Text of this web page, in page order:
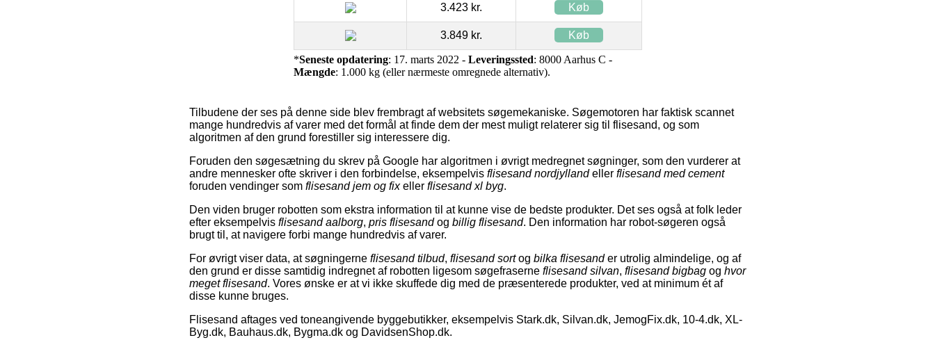
3.423 kr. Køb
3.849 kr. Køb
*Seneste opdatering: 17. marts 2022 - Leveringssted: 8000 Aarhus C -
Mængde: 1.000 kg (eller nærmeste omregnede alternativ).
Tilbudene der ses på denne side blev frembragt af websitets søgemekaniske. Søgemotoren har faktisk scannet
mange hundredvis af varer med det formål at finde dem der mest muligt relaterer sig til flisesand, og som
algoritmen af den grund forestiller sig interessere dig.
Foruden den søgesætning du skrev på Google har algoritmen i øvrigt medregnet søgninger, som den vurderer at
andre mennesker ofte skriver i den forbindelse, eksempelvis flisesand nordjyllandeller flisesand med cement
foruden vendinger som flisesand jem og fixeller flisesand xl byg.
Den viden bruger robotten som ekstra information til at kunne vise de bedste produkter. Det ses også at folk leder
efter eksempelvis flisesand aalborg, pris flisesandog billig flisesand. Den information har robot-søgeren også
brugt til, at navigere forbi mange hundredvis af varer.
For øvrigt viser data, at søgningerne flisesand tilbud, flisesand sortog bilka flisesander utrolig almindelige, og af
den grund er disse samtidig indregnet af robotten ligesom søgefraserne flisesand silvan, flisesand bigbag og hvor
meget flisesand. Vores ønske er at vi ikke skuffede dig med de præsenterede produkter, ved at minimum ét af
disse kunne bruges.
Flisesand aftages ved toneangivende byggebutikker, eksempelvis Stark.dk, Silvan.dk, JemogFix.dk, 10-4.dk, XL-
Byg.dk, Bauhaus.dk, Bygma.dk og DavidsenShop.dk.